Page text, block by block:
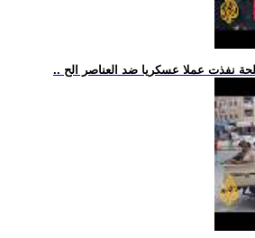
نفذت عملا عسكريا ضد العناصر الح